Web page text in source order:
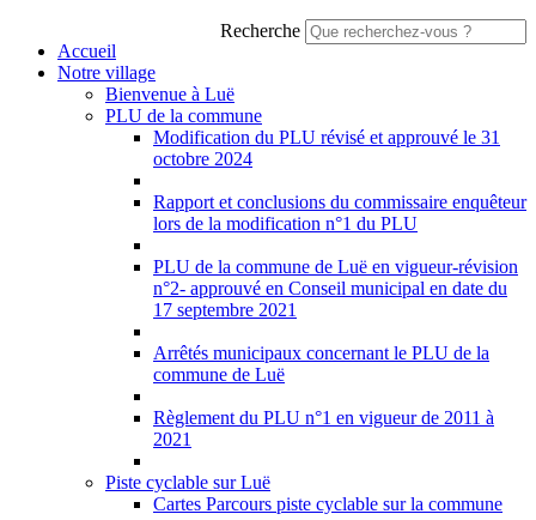
Recherche
Accueil
Notre village
Bienvenue à Luë
PLU de la commune
Modification du PLU révisé et approuvé le 31
octobre 2024
Rapport et conclusions du commissaire enquêteur
lors de la modification n°1 du PLU
PLU de la commune de Luë en vigueur-révision
n°2- approuvé en Conseil municipal en date du
17 septembre 2021
Arrêtés municipaux concernant le PLU de la
commune de Luë
Règlement du PLU n°1 en vigueur de 2011 à
2021
Piste cyclable sur Luë
Cartes Parcours piste cyclable sur la commune